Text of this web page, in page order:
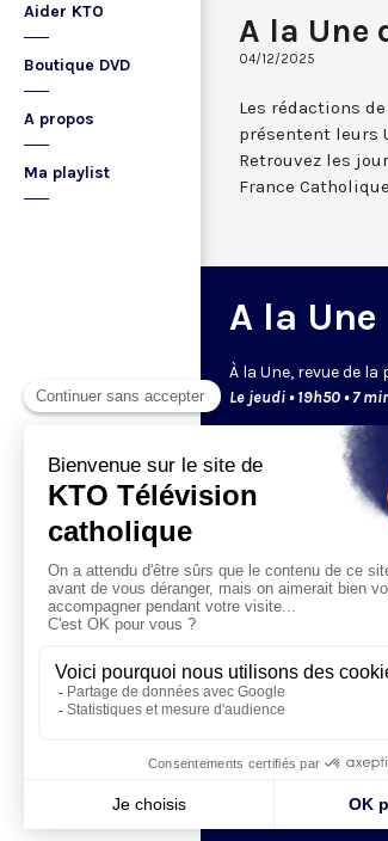
Aider KTO
Boutique DVD
A propos
Ma playlist
A la Une
04/12/2025
Les rédactions
présentent leurs
Retrouvez les
France
A la Une
À la Une, revue de
Le jeudi • 19h50 • 7
Les rédactions de
présentent leur
publications à venir.
Pèlerin, France